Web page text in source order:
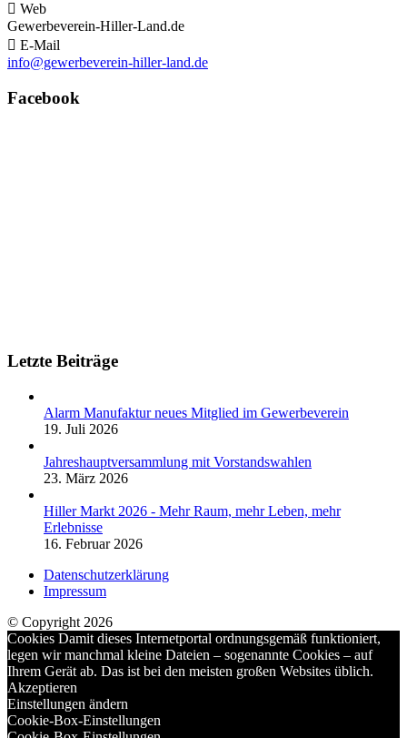
 Web
Gewerbeverein-Hiller-Land.de
 E-Mail
info@gewerbeverein-hiller-land.de
Facebook
Letzte Beiträge
Alarm Manufaktur neues Mitglied im Gewerbeverein
19. Juli 2026
Jahreshauptversammlung mit Vorstandswahlen
23. März 2026
Hiller Markt 2026 - Mehr Raum, mehr Leben, mehr
Erlebnisse
16. Februar 2026
Datenschutzerklärung
Impressum
© Copyright 2026
Cookies Damit dieses Internetportal ordnungsgemäß funktioniert,
legen wir manchmal kleine Dateien – sogenannte Cookies – auf
Ihrem Gerät ab. Das ist bei den meisten großen Websites üblich.
Akzeptieren
Einstellungen ändern
Cookie-Box-Einstellungen